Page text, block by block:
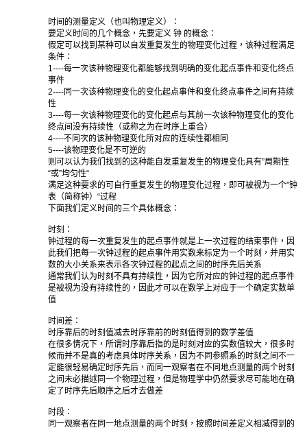
时间的测量定义（也叫物理定义）：
要定义时间的几个概念，先要定义 钟 的概念：
假定可以找到某种可以自发重复发生的物理变化过程，该种过程满足
条件：
1----每一次该种物理变化都能够找到明确的变化起点事件和变化终点
事件
2----同一次该种物理变化的变化起点事件和变化终点事件之间有持续
性
3----每一次该种物理变化的变化起点与其前一次该种物理变化的变化
终点间没有持续性（或称之为在时序上重合）
4----不同次的该种物理变化所对应的连续性都相同
5----该物理变化是不可逆的
则可以认为我们找到的这种能自发重复发生的物理变化具有”周期性
“或”均匀性“
满足这种要求的可自行重复发生的物理变化过程，即可被视为一个”钟
表（简称钟）“过程
下面我们定义时间的三个具体概念：
时刻：
钟过程的每一次重复发生的起点事件就是上一次过程的结束事件，因
此我们把每一次钟过程的起点事件用实数来标定为一个时刻，并用实
数的大小关系来表示各次钟过程的起点之间的时序先后关系
通常我们认为时刻不具有持续性，因为它所对应的钟过程的起点事件
是被视为没有持续性的，因此才可以在数学上对应于一个确定实数单
值
时间差：
时序靠后的时刻值减去时序靠前的时刻值得到的数学差值
在很多情况下，所谓时序靠后指的是时刻对应的实数值较大，很多时
候而并不是真的考虑具体时序关系，因为不同参照系的时刻之间不一
定能很轻易确定时序先后，而同一观察者在不同地点测量的两个时刻
之间未必描述同一个物理过程，但是物理学中仍然要求尽可能地在确
定了时序先后顺序之后才去做差
时段：
同一观察者在同一地点测量的两个时刻，按照时间差定义相减得到的